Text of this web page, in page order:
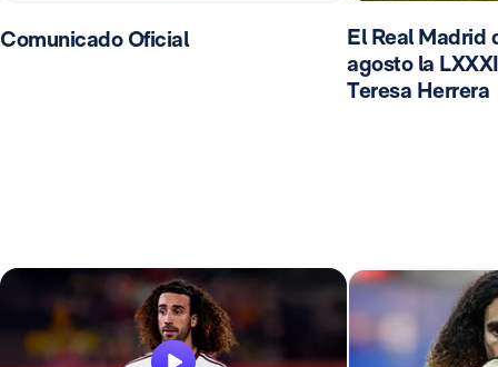
Comunicado Oficial
El Real Madrid
agosto la
Teresa Herrera